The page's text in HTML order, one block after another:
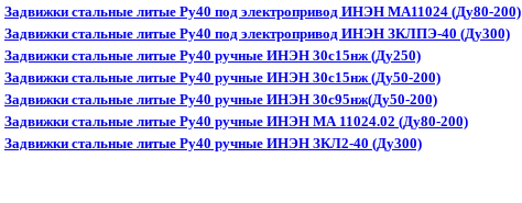
Задвижки стальные литые Py40 под электропривод ИНЭН MA11024 (Ду80-200)
Задвижки стальные литые Py40 под электропривод ИНЭН ЗКЛПЭ-40 (Ду300)
Задвижки стальные литые Pу40 ручные ИНЭН 30с15нж (Ду250)
Задвижки стальные литые Pу40 ручные ИНЭН 30с15нж (Ду50-200)
Задвижки стальные литые Pу40 ручные ИНЭН 30с95нж(Ду50-200)
Задвижки стальные литые Py40 ручные ИНЭН МА 11024.02 (Ду80-200)
Задвижки стальные литые Pу40 ручные ИНЭН ЗКЛ2-40 (Ду300)